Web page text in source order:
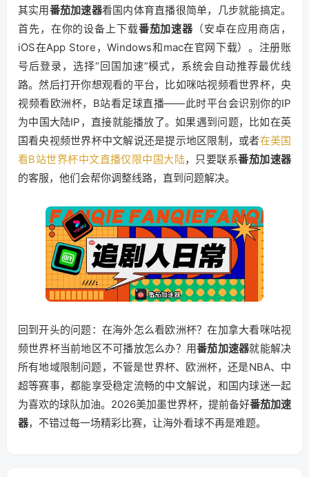
其实用番茄加速器看国内体育直播很简单，几步就能搞定。
首先，在你的设备上下载番茄加速器 （安卓在应用商店，
iOS在App Store，Windows和mac在官网下载）。注册账
号后登录，选择“回国加速”模式，系统会自动推荐最优线
路。然后打开你想观看的平台，比如咪咕视频看世界杯，央
视频看欧洲杯，B站看足球直播——此时平台会识别你的IP
为中国大陆IP，直接就能播放了。如果遇到问题，比如在英
国看央视频世界杯中文解说还是提示地区限制，或者在美国
看B站世界杯中文直播仅限中国大陆，只要联系番茄加速器
的客服，他们会帮你调整线路，直到问题解决。
回到开头的问题：在海外怎么看欧洲杯？在加拿大看咪咕视
频世界杯当前地区不可播放怎么办？用番茄加速器就能解决
所有地域限制问题，不管是世界杯、欧洲杯，还是NBA、中
超等赛事，都能享受稳定流畅的中文解说，和国内球迷一起
为喜欢的球队加油。2026美加墨世界杯，提前备好番茄加速
器，不错过每一场精彩比赛，让海外看球不再是难题。